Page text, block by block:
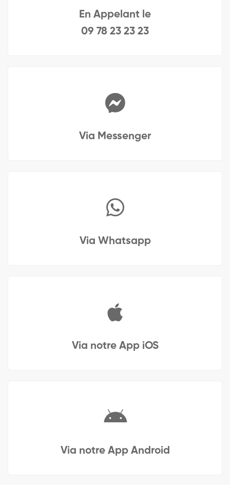
En Appelant le
09 78 23 23 23
Via Messenger
Via Whatsapp
Via notre App iOS
Via notre App Android